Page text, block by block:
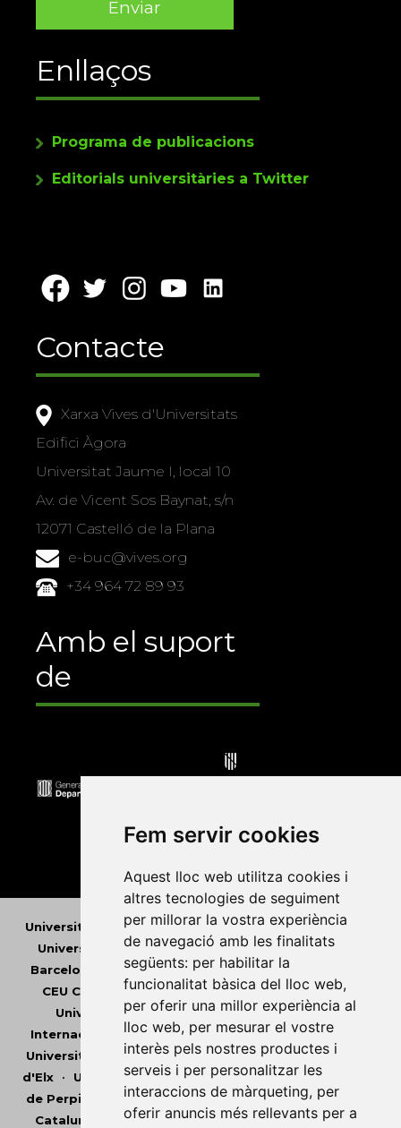
Fem servir cookies
Aquest lloc web utilitza cookies i
altres tecnologies de seguiment
per millorar la vostra experiència
de navegació amb les finalitats
següents: per habilitar la
funcionalitat bàsica del lloc web,
per oferir una millor experiència al
lloc web, per mesurar el vostre
interès pels nostres productes i
serveis i per personalitzar les
interaccions de màrqueting, per
oferir anuncis més rellevants per a
Enllaços
Programa de publicacions
Editorials universitàries a Twitter
Contacte
Xarxa Vives d'Universitats
Edifici Àgora
Universitat Jaume I, local 10
Av. de Vicent Sos Baynat, s/n
12071 Castelló de la Plana
e-buc@vives.org
+34 964 72 89 93
Amb el suport
de
Universitat Abat Oliba CEU • Universitat d'Alacant
Universitat d'Andorra•Universitat Autònoma de
Barcelona
Universitat de Barcelona •
CEU Cardenal Herrera•Universitat de Girona•
Universitat de les Illes Balears•Universitat
Internacional de Catalunya•Universitat Jaume I
Universitat de Lleida•Universitat Miguel Hernández
d'Elx• Universitat Oberta de Catalunya•Universitat
de Perpinyà Via Domitia•Universitat Politècnica de
Catalunya
Universitat Politècnica de València •